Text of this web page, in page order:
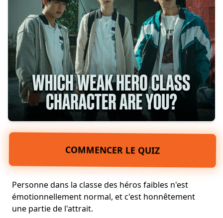
COMMENCER LE QUIZ
Personne dans la classe des héros faibles n'est
émotionnellement normal, et c'est honnêtement
une partie de l'attrait.